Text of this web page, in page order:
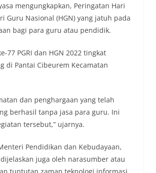
mengungkapkan, Peringatan Hari
Guru Nasional (HGN) yang jatuh pada
bagi para guru atau pendidik.
77 PGRI dan HGN 2022 tingkat
di Pantai Cibeurem Kecamatan
dan penghargaan yang telah
berhasil tanpa jasa para guru. Ini
tersebut,” ujarnya.
Pendidikan dan Kebudayaan,
juga oleh narasumber atau